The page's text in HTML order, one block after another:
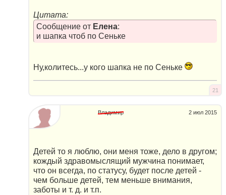
Цитата:
Сообщение от Елена:
и шапка чтоб по Сеньке
Ну,колитесь...у кого шапка не по Сеньке
21
2 июл 2015
Владимир
Детей то я люблю, они меня тоже, дело в другом;
кождый здравомыслящий мужчина понимает,
что он всегда, по статусу, будет после детей -
чем больше детей, тем меньше внимания,
заботы и т. д. и т.п.